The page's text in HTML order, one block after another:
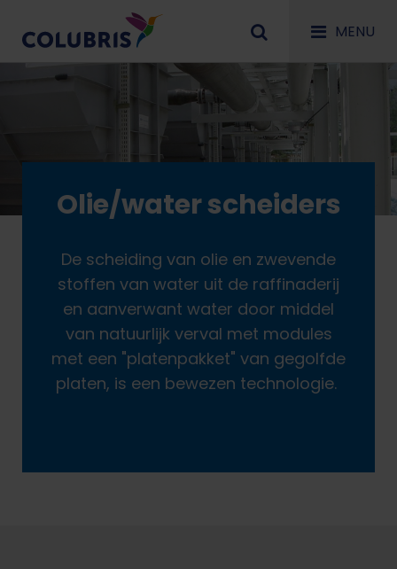
MENU
Olie/water scheiders
De scheiding van olie en zwevende
stoffen van water uit de raffinaderij
en aanverwant water door middel
van natuurlijk verval met modules
met een "platenpakket" van gegolfde
platen, is een bewezen technologie.